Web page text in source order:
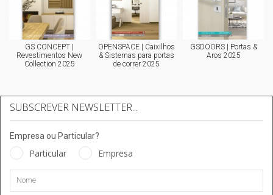
GS CONCEPT |
Revestimentos New
Collection 2025
OPENSPACE | Caixilhos
& Sistemas para portas
de correr 2025
GSDOORS | Portas &
Aros 2025
SUBSCREVER NEWSLETTER...
Empresa ou Particular?
Particular Empresa